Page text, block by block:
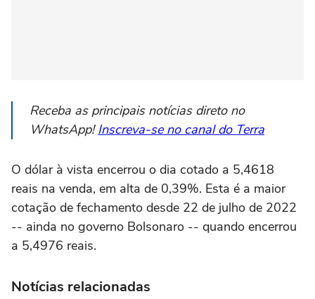
Receba as principais notícias direto no
WhatsApp!Inscreva-se no canal do Terra
O dólar à vista encerrou o dia cotado a 5,4618
reais na venda, em alta de 0,39%. Esta é a maior
cotação de fechamento desde 22 de julho de 2022
-- ainda no governo Bolsonaro -- quando encerrou
a 5,4976 reais.
Notícias relacionadas